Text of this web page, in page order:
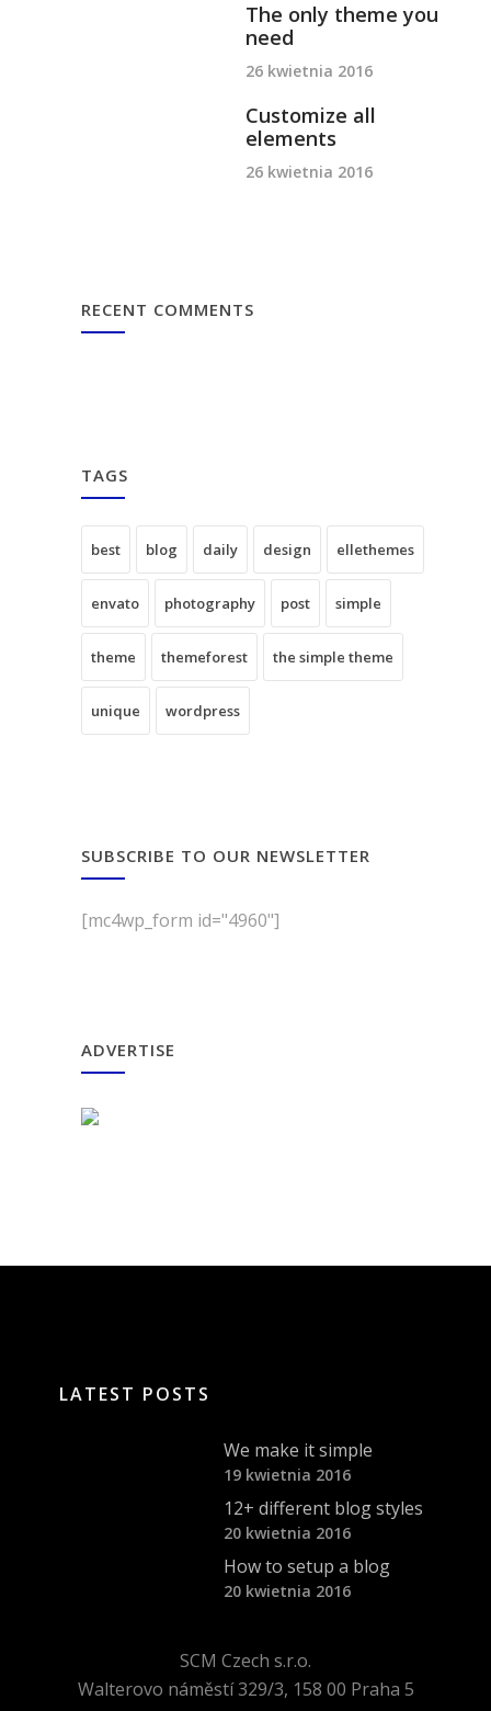
The only theme you
need
26 kwietnia 2016
Customize all
elements
26 kwietnia 2016
RECENT COMMENTS
TAGS
best blog daily design ellethemes
envato photography post simple
theme themeforest the simple theme
unique wordpress
SUBSCRIBE TO OUR NEWSLETTER
[mc4wp_form id="4960"]
ADVERTISE
LATEST POSTS
We make it simple
19 kwietnia 2016
12+ different blog styles
20 kwietnia 2016
How to setup a blog
20 kwietnia 2016
SCM Czech s.r.o.
Walterovo náměstí 329/3, 158 00 Praha 5